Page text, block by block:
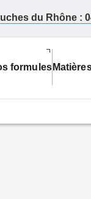
du Rhône :
formules